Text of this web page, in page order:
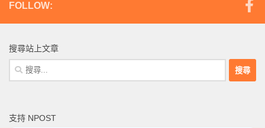
FOLLOW:
搜尋站上文章
搜
尋
字:
支持 NPOST